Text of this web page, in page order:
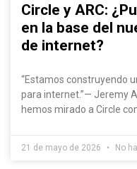
Circle y ARC:
en la base del
de internet?
“Estamos construyendo
para internet.”— Jeremy
hemos mirado a Circle
21 de mayo de 2026 No